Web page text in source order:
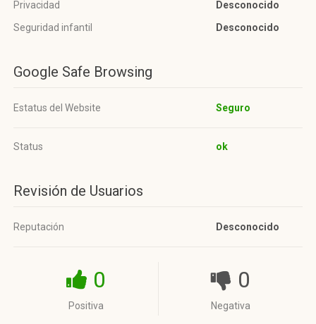
Privacidad
Desconocido
Seguridad infantil
Desconocido
Google Safe Browsing
Estatus del Website Seguro
Status ok
Revisión de Usuarios
Reputación Desconocido
0
Positiva
0
Negativa